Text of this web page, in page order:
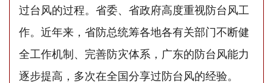
过台风的过程。省委、省政府高度重视防台风工
作。近年来，省防总统筹各地各有关部门不断健
全工作机制、完善防灾体系，广东的防台风能力
逐步提高，多次在全国分享过防台风的经验。